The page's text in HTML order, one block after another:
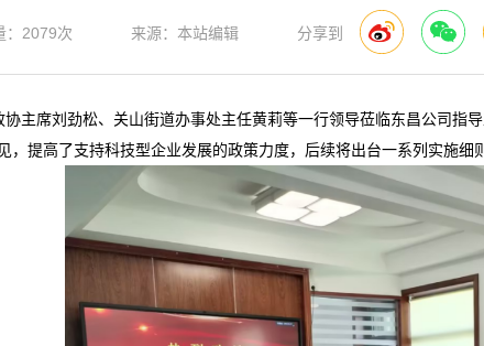
：2079次 来源：本站编辑 分享到
主席刘劲松、关山街道办事处主任黄莉等一行领导莅临东昌公司指
，提高了支持科技型企业发展的政策力度，后续将出台一系列实施细